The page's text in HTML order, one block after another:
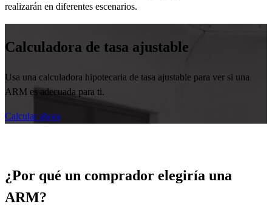
realizarán en diferentes escenarios.
Calculadora de tasa ajustable
Usa una calculadora hipotecaria de tasa ajustable para ver si una
ARM es adecuada para ti.
Calcular ahora
¿Por qué un comprador elegiría una
ARM?